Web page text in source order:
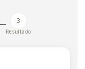
3
Resultado